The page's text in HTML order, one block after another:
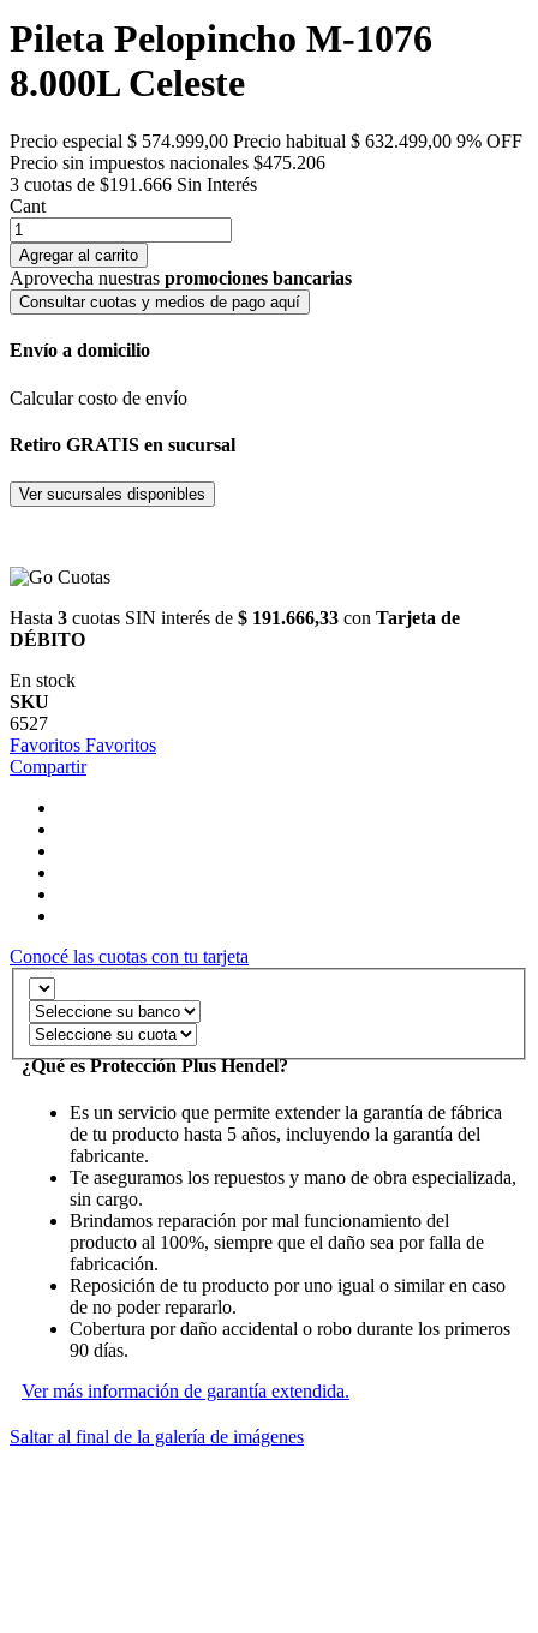
Pileta Pelopincho M-1076
8.000L Celeste
Precio especial $ 574.999,00 Precio habitual $ 632.499,00 9% OFF
Precio sin impuestos nacionales $475.206
3 cuotas de $191.666 Sin Interés
Cant
Agregar al carrito
Aprovecha nuestras promociones bancarias
Consultar cuotas y medios de pago aquí
Envío a domicilio
Calcular costo de envío
Retiro GRATIS en sucursal
Ver sucursales disponibles
Hasta 3 cuotas SIN interés de $ 191.666,33 con Tarjeta de
DÉBITO
En stock
SKU
6527
Favoritos Favoritos
Compartir
Conocé las cuotas con tu tarjeta
¿Qué es Protección Plus Hendel?
Es un servicio que permite extender la garantía de fábrica
de tu producto hasta 5 años, incluyendo la garantía del
fabricante.
Te aseguramos los repuestos y mano de obra especializada,
sin cargo.
Brindamos reparación por mal funcionamiento del
producto al 100%, siempre que el daño sea por falla de
fabricación.
Reposición de tu producto por uno igual o similar en caso
de no poder repararlo.
Cobertura por daño accidental o robo durante los primeros
90 días.
Ver más información de garantía extendida.
Saltar al final de la galería de imágenes